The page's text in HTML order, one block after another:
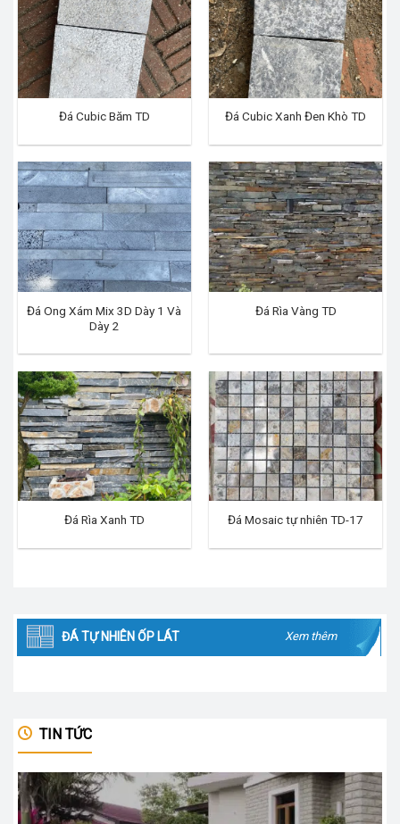
Đá Cubic Băm TD Đá Cubic Xanh Đen Khò TD
Đá Ong Xám Mix 3D Dày 1 Và
Dày 2
Đá Rìa Vàng TD
Đá Rìa Xanh TD Đá Mosaic tự nhiên TD-17
ĐÁ TỰ NHIÊN ỐP LÁT Xem thêm
TIN TỨC